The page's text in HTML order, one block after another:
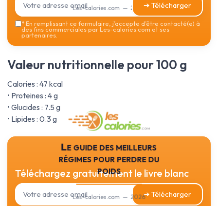
Les-calories.com — 2026➔ Télécharger
*En remplissant ce formulaire, j’accepte d’être contacté(e) à
des fins commerciales par Les-calories.com et ses
partenaires.
Valeur nutritionnelle pour 100 g
Calories : 47 kcal
• Proteines : 4 g
• Glucides : 7.5 g
• Lipides : 0.3 g
Le guide des meilleurs
régimes pour perdre du
poids
Les-calories.com — 2026
Téléchargez gratuitement le livre blanc
➔ Télécharger